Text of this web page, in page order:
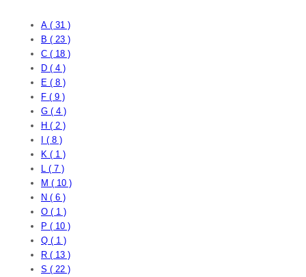
A ( 31 )
B ( 23 )
C ( 18 )
D ( 4 )
E ( 8 )
F ( 9 )
G ( 4 )
H ( 2 )
I ( 8 )
K ( 1 )
L ( 7 )
M ( 10 )
N ( 6 )
O ( 1 )
P ( 10 )
Q ( 1 )
R ( 13 )
S ( 22 )